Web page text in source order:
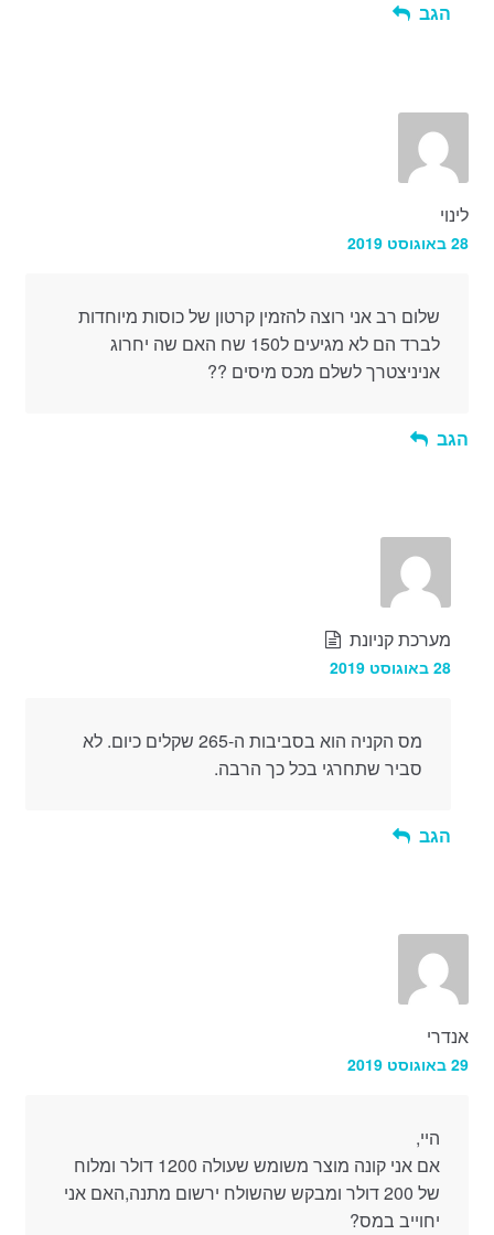
הגב
לינוי
28 באוגוסט 2019
שלום רב אני רוצה להזמין קרטון של כוסות מיוחדות
לברד הם לא מגיעים ל150 שח האם שה יחרוג
אניניצטרך לשלם מכס מיסים ??
הגב
מערכת קניונת
28 באוגוסט 2019
מס הקניה הוא בסביבות ה-265 שקלים כיום. לא
סביר שתחרגי בכל כך הרבה.
הגב
אנדרי
29 באוגוסט 2019
היי,
אם אני קונה מוצר משומש שעולה 1200 דולר ומלוח
של 200 דולר ומבקש שהשולח ירשום מתנה,האם אני
יחוייב במס?